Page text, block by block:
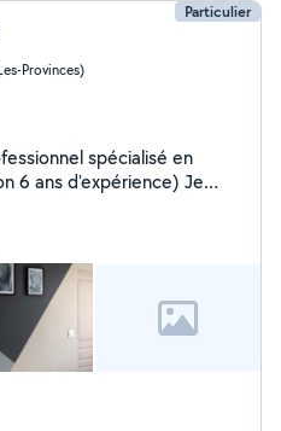
Particulier
Provinces)
spécialisé en
6 ans d'expérience) Je